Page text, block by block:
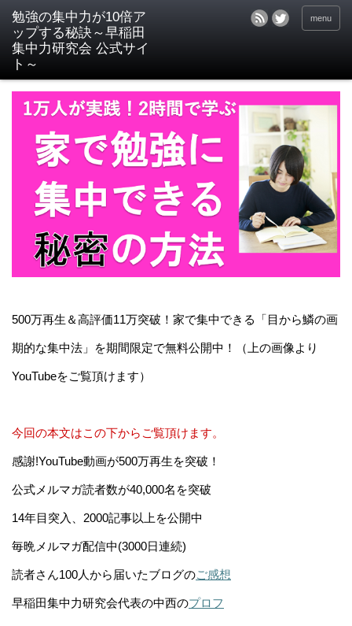
menu
500万再生＆高評価11万突破！家で集中できる「目から鱗の画
期的な集中法」を期間限定で無料公開中！（上の画像より
YouTubeをご覧頂けます）
今回の本文はこの下からご覧頂けます。
感謝!YouTube動画が500万再生を突破！
公式メルマガ読者数が40,000名を突破
14年目突入、2000記事以上を公開中
毎晩メルマガ配信中(3000日連続)
読者さん100人から届いたブログのご感想
早稲田集中力研究会代表の中西のプロフ